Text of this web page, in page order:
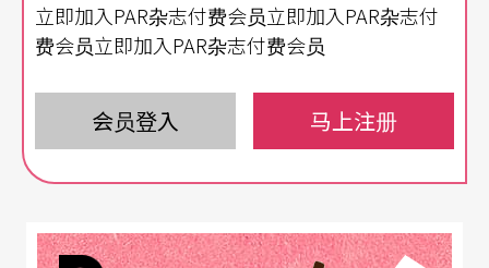
表演方法里的一环，与演员该具备的外在技巧和理
不明的状态中。
关键的「六个步骤」建立角色
许多人会将《尊重表演艺术》和《演员的挑战》做
立即加入PAR杂志付费会员立即加入PAR杂志付
费会员立即加入PAR杂志付费会员
会员登入 马上注册